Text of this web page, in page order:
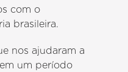
com o
brasileira.
nos ajudaram a
um período